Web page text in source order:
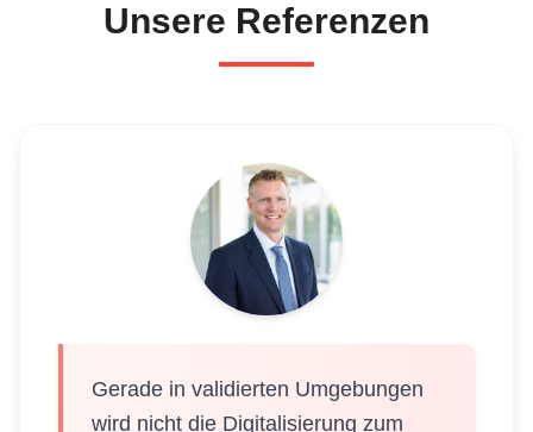
Unsere Referenzen
Gerade in validierten Umgebungen
wird nicht die Digitalisierung zum